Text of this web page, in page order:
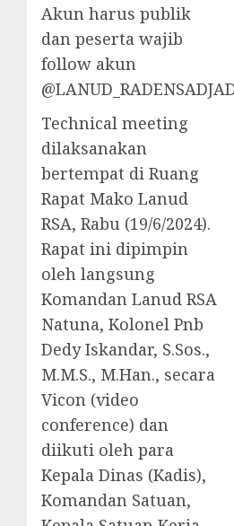
Akun harus publik
dan peserta wajib
follow akun
Technical meeting
dilaksanakan
bertempat di Ruang
Rapat Mako Lanud
RSA, Rabu (19/6/2024).
Rapat ini dipimpin
oleh langsung
Komandan Lanud RSA
Natuna, Kolonel Pnb
Dedy Iskandar, S.Sos.,
M.M.S., M.Han., secara
Vicon (video
conference) dan
diikuti oleh para
Kepala Dinas (Kadis),
Komandan Satuan,